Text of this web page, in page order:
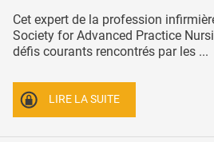
Cet expert de la profession
Society for Advanced Practice
défis courants rencontrés par les ...
LIRE LA SUITE